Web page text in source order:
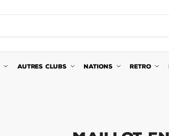
AUTRES CLUBS NATIONS RETRO